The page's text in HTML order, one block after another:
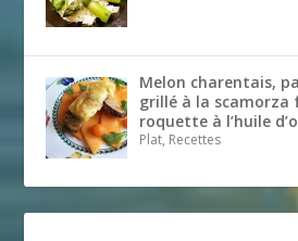
Melon charentais,
grillé à la scamorza
roquette à l’huile
Plat, Recettes